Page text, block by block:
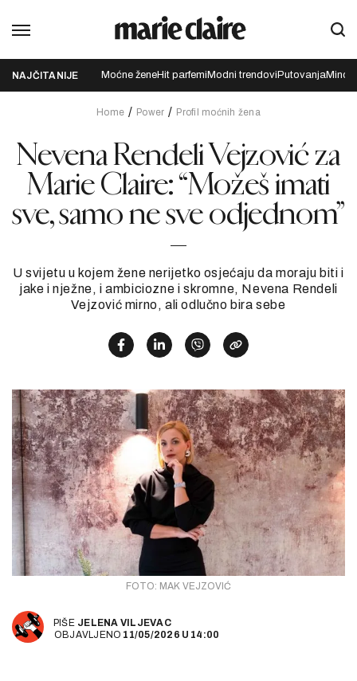
NAJČITANIJE Moćne ženeHit parfemi Modni trendovi Putovanja
Home Power Profil moćnih žena
Nevena Rendeli Vejzović za
Marie Claire: “Možeš imati
sve, samo ne sve odjednom”
U svijetu u kojem žene nerijetko osjećaju da moraju biti i
jake i nježne, i ambiciozne i skromne, Nevena Rendeli
Vejzović mirno, ali odlučno bira sebe
FOTO: MAK VEJZOVIĆ
PIŠE JELENA VILJEVAC
OBJAVLJENO 11/05/2026 U 14:00